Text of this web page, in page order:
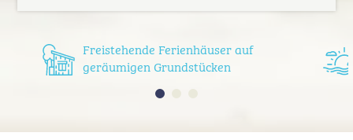
Freistehende Ferienhäuser auf
geräumigen Grundstücken